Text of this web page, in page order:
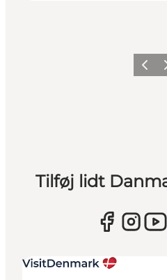
Forrige
Tilføj lidt